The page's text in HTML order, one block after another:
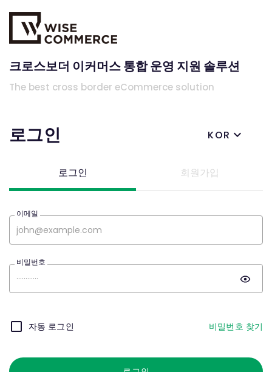
크로스보더 이커머스 통합 운영 지원 솔루션
The best cross border eCommerce solution
로그인
로그인 회원가입
이메일
비밀번호
자동 로그인 비밀번호 찾기
KOR